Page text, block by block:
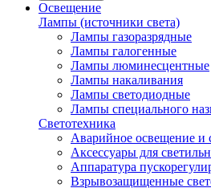
Освещение
Лампы (источники света)
Лампы газоразрядные
Лампы галогенные
Лампы люминесцентные
Лампы накаливания
Лампы светодиодные
Лампы специального
Светотехника
Аварийное освещение и
Аксессуары для
Аппаратура
Взрывозащищенные